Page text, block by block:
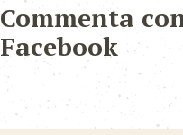
Commenta
Facebook